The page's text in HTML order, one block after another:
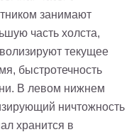
занимают
часть холста,
текущее
быстротечность
В левом нижнем
ничтожность
хранится в